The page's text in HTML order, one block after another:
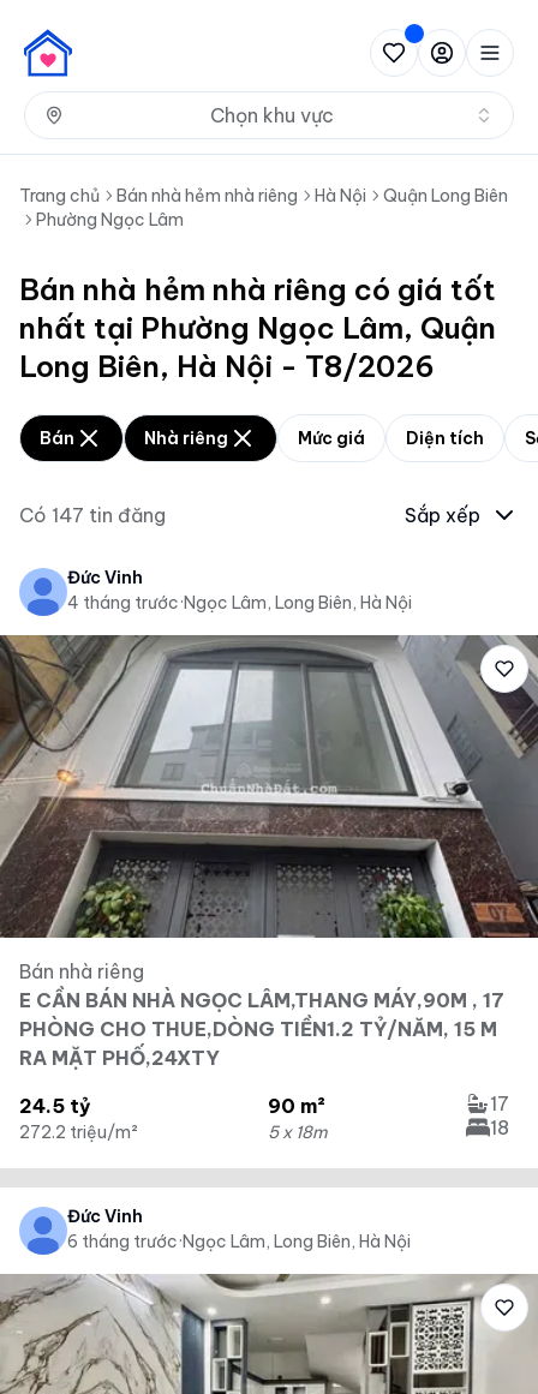
Chọn khu vực
Trang chủ Bán nhà hẻm nhà riêng Hà Nội
Quận Long Biên
Phường Ngọc Lâm
Bán nhà hẻm nhà riêng có giá tốt
nhất tại Phường Ngọc Lâm, Quận
Long Biên, Hà Nội - T8/2026
Bán Nhà riêng Mức giá Diện tích
Có 147 tin đăng Sắp xếp
Đức Vinh
4 tháng trước·Ngọc Lâm, Long Biên, Hà Nội
Bán nhà riêng
E CẦN BÁN NHÀ NGỌC LÂM,THANG MÁY,90M , 17
PHÒNG CHO THUE,DÒNG TIỀN1.2 TỶ/NĂM, 15 M
RA MẶT PHỐ,24XTY
24.5 tỷ
272.2 triệu/m²
90 m²
5 x 18m
17
18
Đức Vinh
6 tháng trước·Ngọc Lâm, Long Biên, Hà Nội